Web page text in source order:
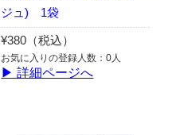
ジュ) 1袋
¥380（税込）
お気に入りの登録人数：0人
▶ 詳細ページへ